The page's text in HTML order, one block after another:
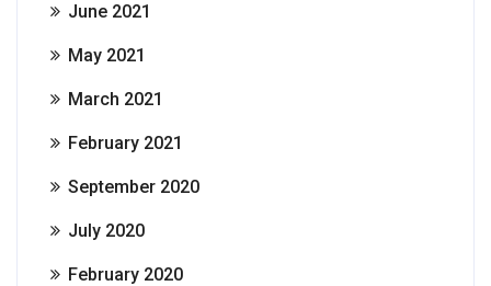
June 2021
May 2021
March 2021
February 2021
September 2020
July 2020
February 2020